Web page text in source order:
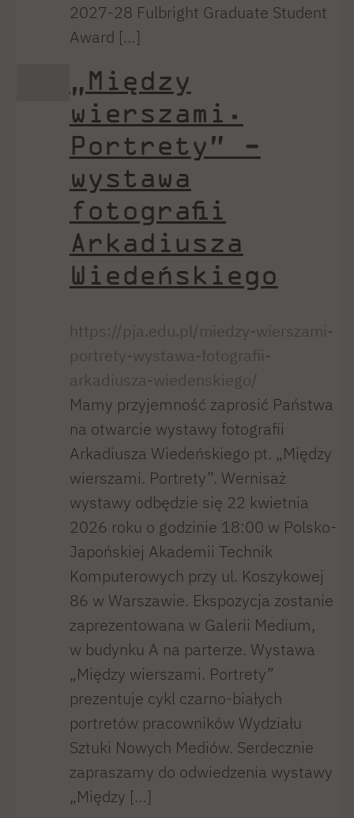
2027-28 Fulbright Graduate Student
Award […]
„Między
wierszami.
Portrety” -
wystawa
fotografii
Arkadiusza
Wiedeńskiego
https://pja.edu.pl/miedzy-wierszami-
portrety-wystawa-fotografii-
arkadiusza-wiedenskiego/
Mamy przyjemność zaprosić Państwa
na otwarcie wystawy fotografii
Arkadiusza Wiedeńskiego pt. „Między
wierszami. Portrety”. Wernisaż
wystawy odbędzie się 22 kwietnia
2026 roku o godzinie 18:00 w Polsko-
Japońskiej Akademii Technik
Komputerowych przy ul. Koszykowej
86 w Warszawie. Ekspozycja zostanie
zaprezentowana w Galerii Medium,
w budynku A na parterze. Wystawa
„Między wierszami. Portrety”
prezentuje cykl czarno-białych
portretów pracowników Wydziału
Sztuki Nowych Mediów. Serdecznie
zapraszamy do odwiedzenia wystawy
„Między […]